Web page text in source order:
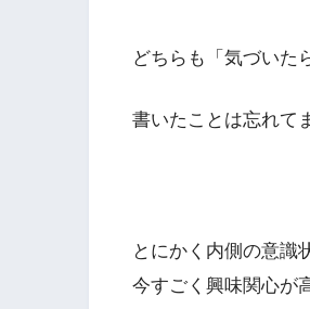
どちらも「気づいた
書いたことは忘れて
とにかく内側の意識
今すごく興味関心が